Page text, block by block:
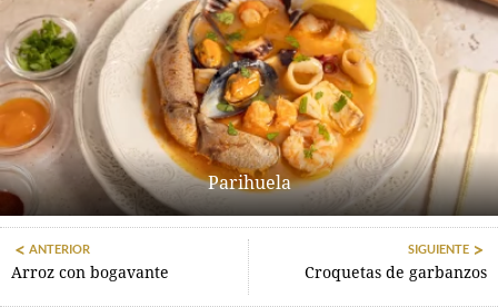
Parihuela
ANTERIOR
Arroz con bogavante
SIGUIENTE
Croquetas de garbanzos